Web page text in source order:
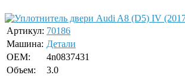
Артикул: 70186
Машина: Детали
OEM:
4n0837431
Объем:
3.0